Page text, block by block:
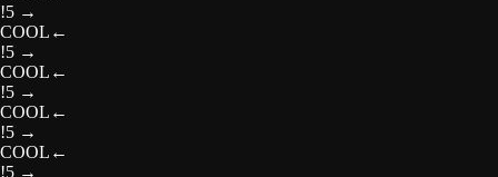
!5 →
COOL ←
!5 →
COOL ←
!5 →
COOL ←
!5 →
COOL ←
!5 →